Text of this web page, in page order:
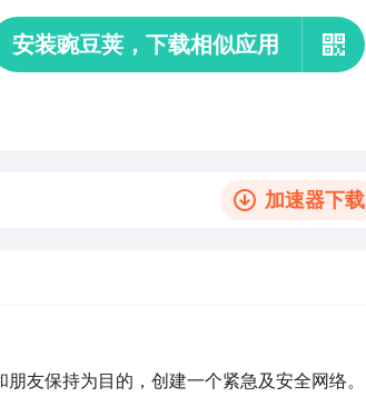
安装豌豆荚，下载相似应用
加速器下载
友保持为目的，创建一个紧急及安全网络。